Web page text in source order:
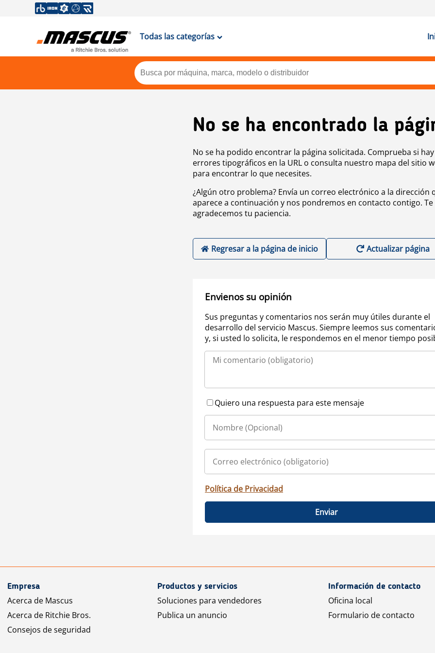
Todas las categorías
No se ha encontrado la
No se ha podido encontrar la página solicitada. Comprueba si hay
errores tipográficos en la URL o consulta nuestro mapa del sitio
para encontrar lo que necesites.
¿Algún otro problema? Envía un correo electrónico a la dirección
aparece a continuación y nos pondremos en contacto contigo. Te
agradecemos tu paciencia.
Regresar a la página de inicio Actualizar página
Envienos su opinión
Sus preguntas y comentarios nos serán muy útiles durante el
desarrollo del servicio Mascus. Siempre leemos sus
y, si usted lo solicita, le respondemos en el menor tiempo
Quiero una respuesta para este mensaje
Política de Privacidad
Enviar
Empresa
Acerca de Mascus
Acerca de Ritchie Bros.
Consejos de seguridad
Productos y servicios
Soluciones para vendedores
Publica un anuncio
Información de contacto
Oficina local
Formulario de contacto